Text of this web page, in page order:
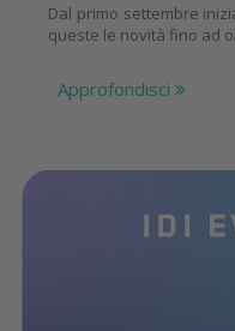
Dal primo settembre
queste le novità fino ad
Approfondisci